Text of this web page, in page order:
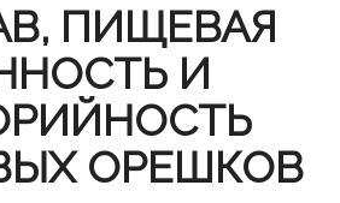
ПИЩЕВАЯ
И
ОРЕШКОВ